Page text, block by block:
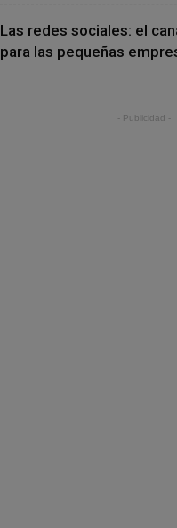
Las redes sociales: el
para las pequeñas
- Publicidad -